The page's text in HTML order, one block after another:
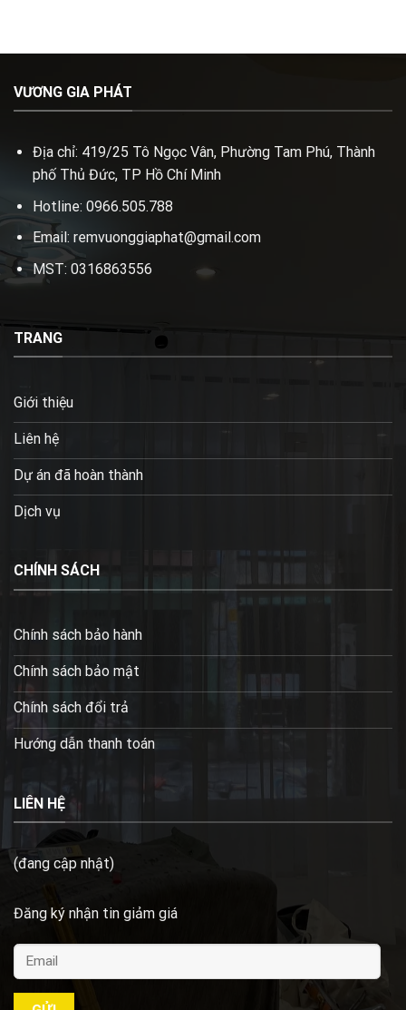
VƯƠNG GIA PHÁT
Địa chỉ: 419/25 Tô Ngọc Vân, Phường Tam Phú, Thành
phố Thủ Đức, TP Hồ Chí Minh
Hotline: 0966.505.788
Email: remvuonggiaphat@gmail.com
MST: 0316863556
TRANG
Giới thiệu
Liên hệ
Dự án đã hoàn thành
Dịch vụ
CHÍNH SÁCH
Chính sách bảo hành
Chính sách bảo mật
Chính sách đổi trả
Hướng dẫn thanh toán
LIÊN HỆ
(đang cập nhật)
Đăng ký nhận tin giảm giá